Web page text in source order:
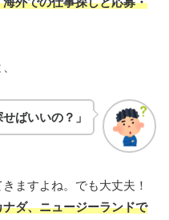
せばいいの？」
ますよね。でも大丈夫！
ナダ、ニュージーランドで